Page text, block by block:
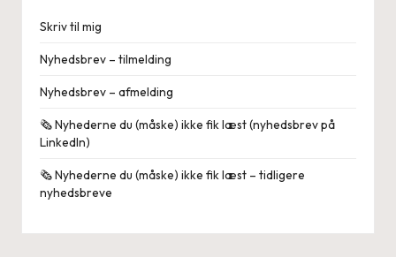
Skriv til mig
Nyhedsbrev – tilmelding
Nyhedsbrev – afmelding
🗞️ Nyhederne du (måske) ikke fik læst (nyhedsbrev på
LinkedIn)
🗞️ Nyhederne du (måske) ikke fik læst – tidligere
nyhedsbreve